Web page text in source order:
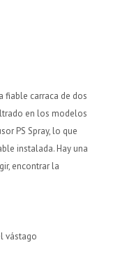
fiable carraca de dos
en los modelos
PS Spray, lo que
instalada. Hay una
encontrar la
vástago